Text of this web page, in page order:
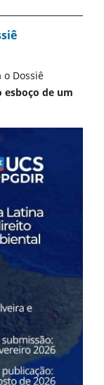
Dossiê
esboço de um